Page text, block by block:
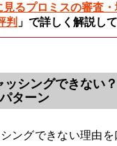
るプロミスの審査
判 」で詳しく解説し
ッシングできない
ターン
ングできない理由を